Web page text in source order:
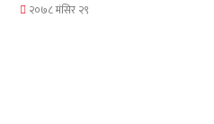
२०७८ मंसिर २९